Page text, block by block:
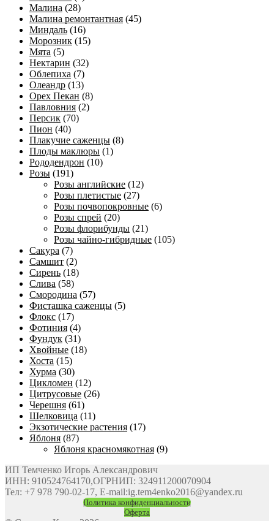
Малина (28)
Малина ремонтантная (45)
Миндаль (16)
Морозник (15)
Мята (5)
Нектарин (32)
Облепиха (7)
Олеандр (13)
Орех Пекан (8)
Павловния (2)
Персик (70)
Пион (40)
Плакучие саженцы (8)
Плоды маклюры (1)
Рододендрон (10)
Розы (191)
Розы английские (12)
Розы плетистые (27)
Розы почвопокровные (6)
Розы спрей (20)
Розы флорибунды (21)
Розы чайно-гибридные (105)
Сакура (7)
Самшит (2)
Сирень (18)
Слива (58)
Смородина (57)
Фисташка саженцы (5)
Флокс (17)
Фотиния (4)
Фундук (31)
Хвойные (18)
Хоста (15)
Хурма (30)
Цикломен (12)
Цитрусовые (26)
Черешня (61)
Шелковица (11)
Экзотические растения (17)
Яблоня (87)
Яблоня красномякотная (9)
ИП Темченко Игорь Александрович
ИНН: 910524764170,ОГРНИП: 324911200070904
Тел: +7 978 790-02-17, E-mail:ig.tem4enko2016@yandex.ru
Политика конфиденциальности
Оферта